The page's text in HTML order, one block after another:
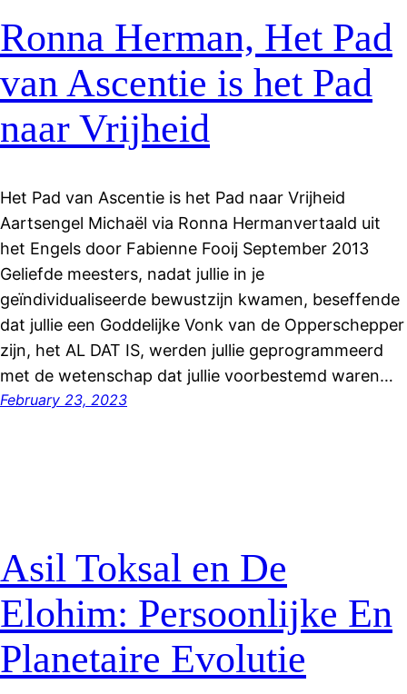
Ronna Herman, Het Pad
van Ascentie is het Pad
naar Vrijheid
Het Pad van Ascentie is het Pad naar Vrijheid
Aartsengel Michaël via Ronna Hermanvertaald uit
het Engels door Fabienne Fooij September 2013
Geliefde meesters, nadat jullie in je
geïndividualiseerde bewustzijn kwamen, beseffende
dat jullie een Goddelijke Vonk van de Opperschepper
zijn, het AL DAT IS, werden jullie geprogrammeerd
met de wetenschap dat jullie voorbestemd waren…
February 23, 2023
Asil Toksal en De
Elohim: Persoonlijke En
Planetaire Evolutie